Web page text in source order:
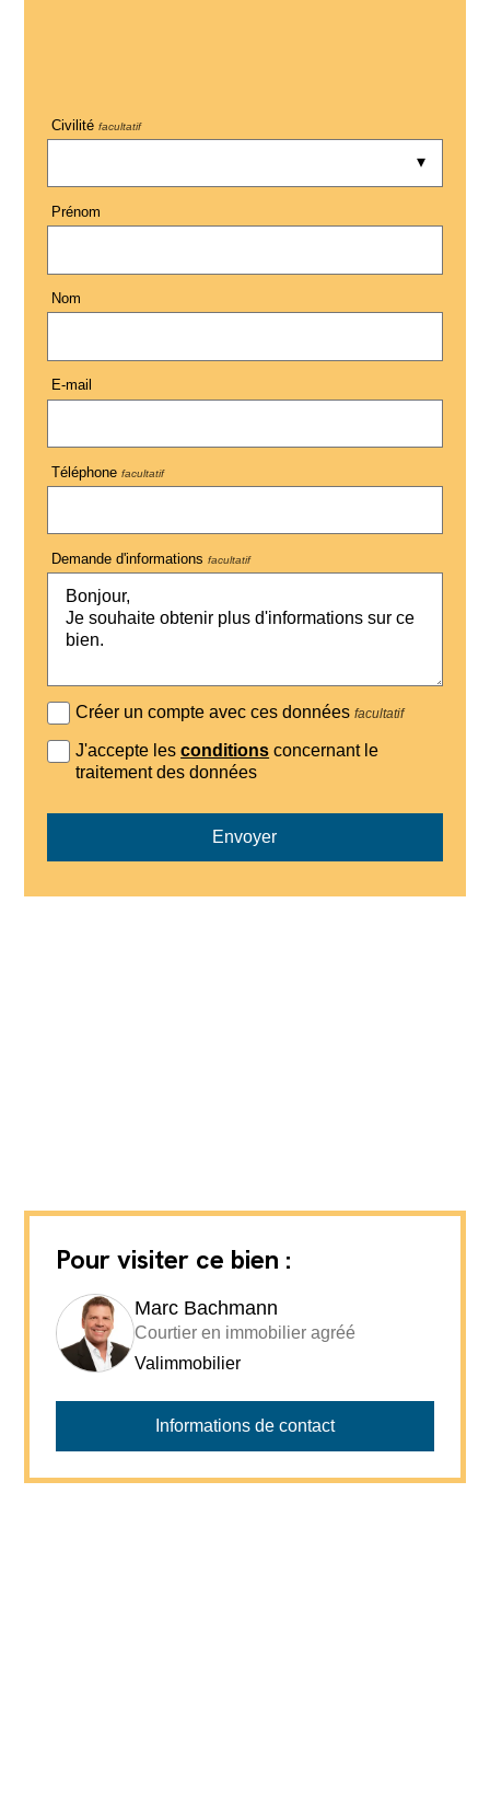
Civilité facultatif
Prénom
Nom
E-mail
Téléphone facultatif
Demande d'informations facultatif
Créer un compte avec ces donnéesfacultatif
J'accepte lesconditions concernant le
traitement des données
Envoyer
Pour visiter ce bien :
Marc Bachmann
Courtier en immobilier agréé
Valimmobilier
Informations de contact